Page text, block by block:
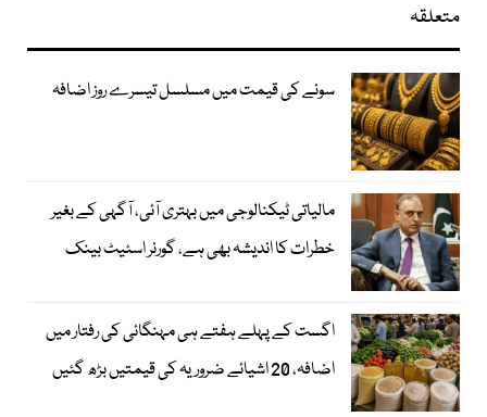
متعلقہ
سونے کی قیمت میں مسلسل تیسرے روز اضافہ
مالیاتی ٹیکنالوجی میں بہتری آئی، آگہی کے بغیر
خطرات کا اندیشہ بھی ہے، گورنر اسٹیٹ بینک
اگست کے پہلے ہفتے ہی مہنگائی کی رفتار میں
اضافہ، 20 اشیائے ضروریہ کی قیمتیں بڑھ گئیں